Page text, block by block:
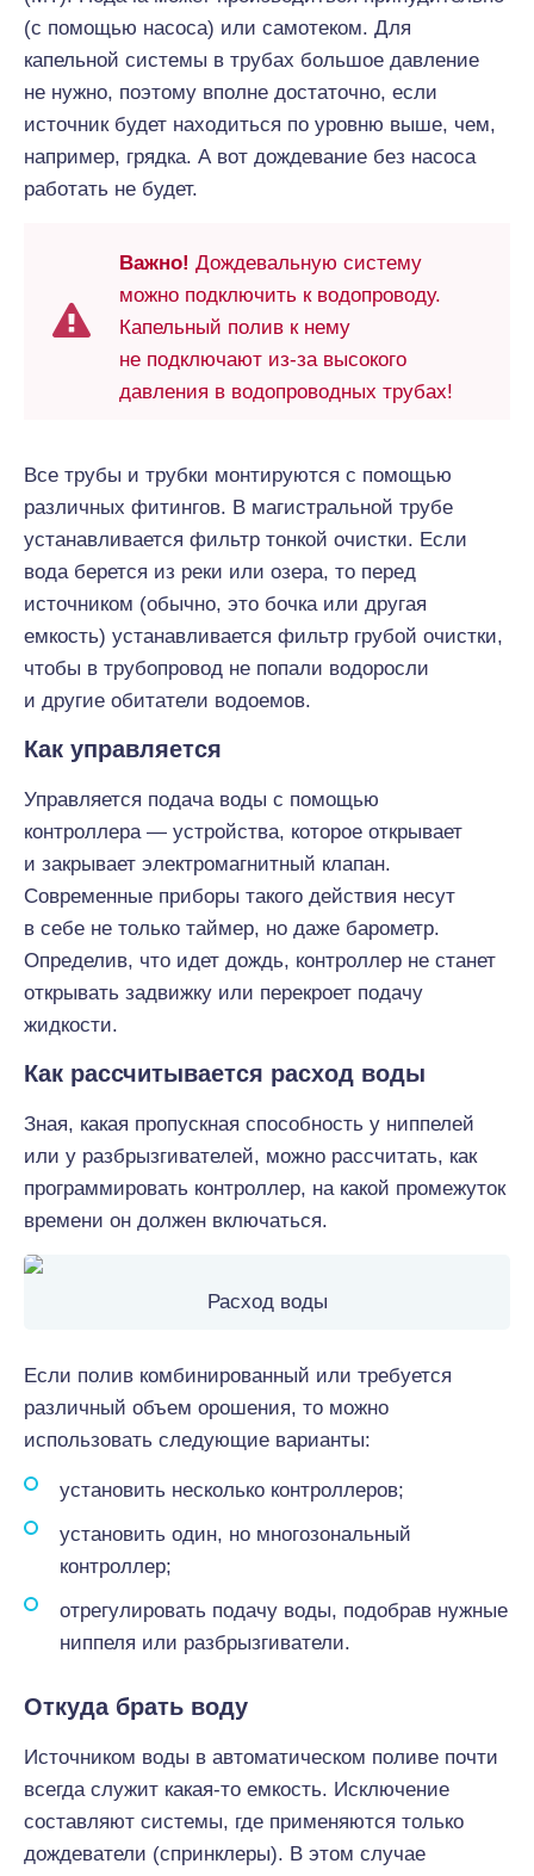
(с помощью насоса) или самотеком. Для
капельной системы в трубах большое давление
не нужно, поэтому вполне достаточно, если
источник будет находиться по уровню выше, чем,
например, грядка. А вот дождевание без насоса
работать не будет.
Важно! Дождевальную систему
можно подключить к водопроводу.
Капельный полив к нему
не подключают из-за высокого
давления в водопроводных трубах!
Все трубы и трубки монтируются с помощью
различных фитингов. В магистральной трубе
устанавливается фильтр тонкой очистки. Если
вода берется из реки или озера, то перед
источником (обычно, это бочка или другая
емкость) устанавливается фильтр грубой очистки,
чтобы в трубопровод не попали водоросли
и другие обитатели водоемов.
Как управляется
Управляется подача воды с помощью
контроллера — устройства, которое открывает
и закрывает электромагнитный клапан.
Современные приборы такого действия несут
в себе не только таймер, но даже барометр.
Определив, что идет дождь, контроллер не станет
открывать задвижку или перекроет подачу
жидкости.
Как рассчитывается расход воды
Зная, какая пропускная способность у ниппелей
или у разбрызгивателей, можно рассчитать, как
программировать контроллер, на какой промежуток
времени он должен включаться.
Расход воды
Если полив комбинированный или требуется
различный объем орошения, то можно
использовать следующие варианты:
установить несколько контроллеров;
установить один, но многозональный
контроллер;
отрегулировать подачу воды, подобрав нужные
ниппеля или разбрызгиватели.
Откуда брать воду
Источником воды в автоматическом поливе почти
всегда служит какая-то емкость. Исключение
составляют системы, где применяются только
дождеватели (спринклеры). В этом случае